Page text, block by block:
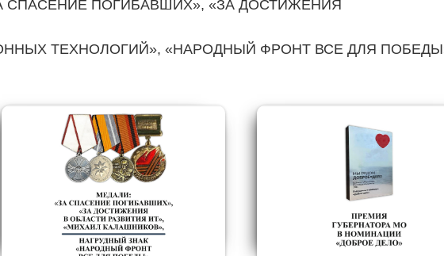
СПАСЕНИЕ ПОГИБАВШИХ», «ЗА ДОСТИЖЕНИЯ
ТЕХНОЛОГИЙ», «НАРОДНЫЙ ФРОНТ ВСЕ ДЛЯ ПОБЕДЫ»,